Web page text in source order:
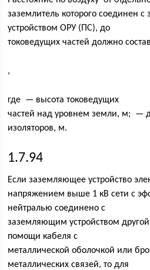
заземлитель которого соединен
устройством ОРУ (ПС), до
токоведущих частей должно
,
где — высота токоведущих
частей над уровнем земли, м; —
изоляторов, м.
1.7.94
Если заземляющее устройство
напряжением выше 1 кВ сети с
нейтралью соединено с
заземляющим устройством другой
помощи кабеля с
металлической оболочкой или
металлических связей, то для